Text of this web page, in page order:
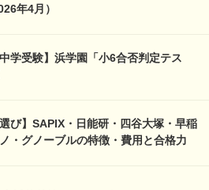
年4月）
学受験】浜学園「小6合否判定テス
選び】SAPIX・日能研・四谷大塚・早稲
・グノーブルの特徴・費用と合格力